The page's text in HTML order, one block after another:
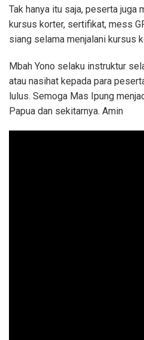
Tak hanya itu saja, peserta juga
kursus korter, sertifikat, mess
siang selama menjalani kursus
Mbah Yono selaku instruktur
atau nasihat kepada para
lulus. Semoga Mas Ipung
Papua dan sekitarnya. Amin